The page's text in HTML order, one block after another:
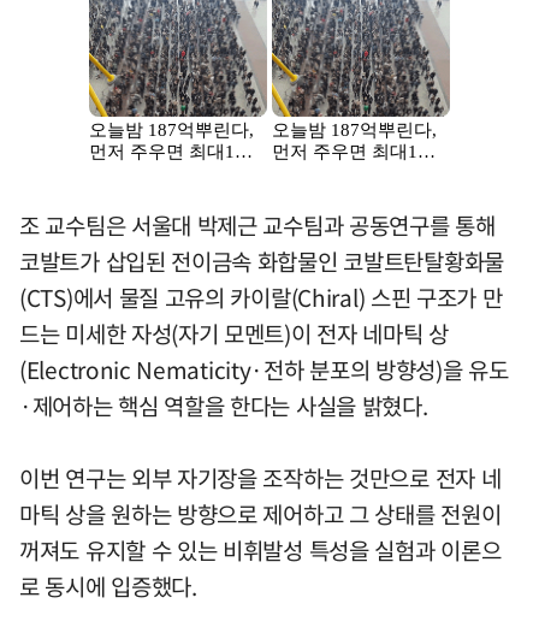
조 교수팀은 서울대 박제근 교수팀과 공동연구를 통해
코발트가 삽입된 전이금속 화합물인 코발트탄탈황화물
(CTS)에서 물질 고유의 카이랄(Chiral) 스핀 구조가 만
드는 미세한 자성(자기 모멘트)이 전자 네마틱 상
(Electronic Nematicity·전하 분포의 방향성)을 유도
·제어하는 핵심 역할을 한다는 사실을 밝혔다.
이번 연구는 외부 자기장을 조작하는 것만으로 전자 네
마틱 상을 원하는 방향으로 제어하고 그 상태를 전원이
꺼져도 유지할 수 있는 비휘발성 특성을 실험과 이론으
로 동시에 입증했다.